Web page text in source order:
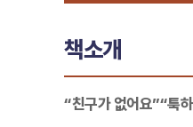
책소개
“친구가 없어요”“툭